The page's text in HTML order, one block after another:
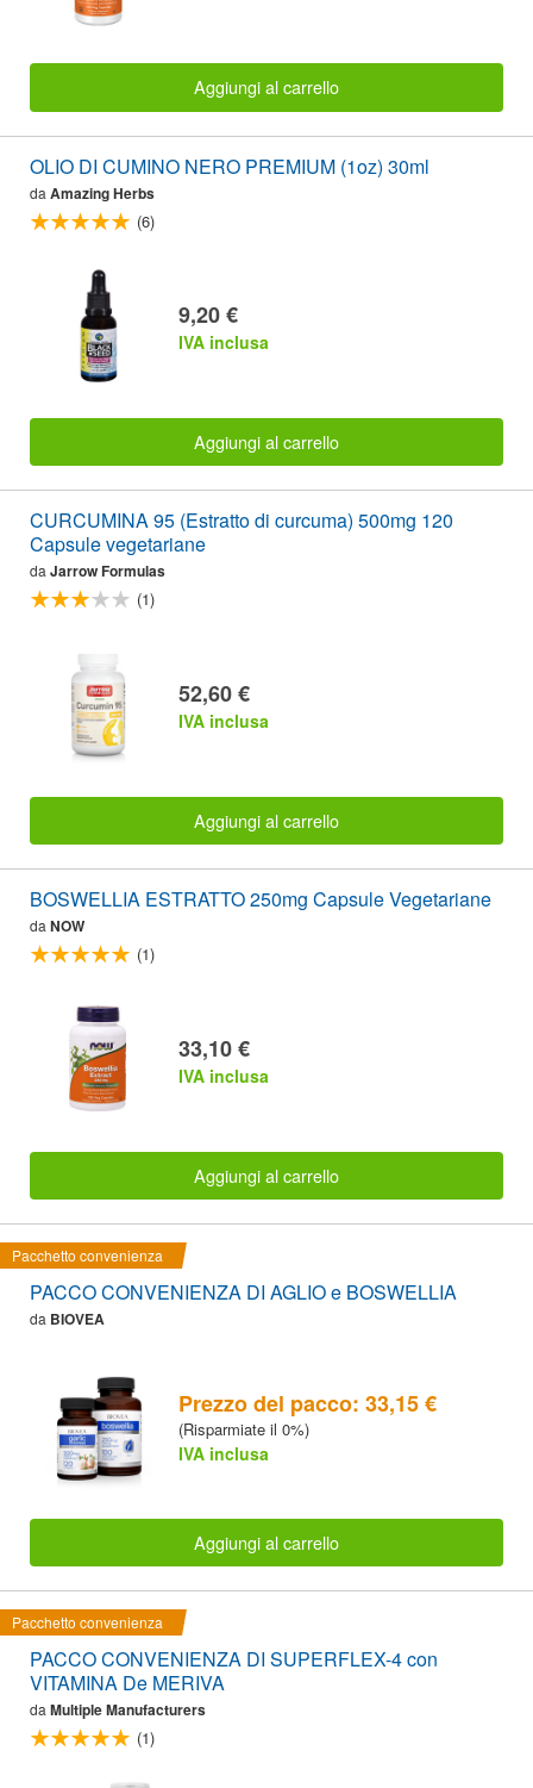
Aggiungi al carrello
OLIO DI CUMINO NERO PREMIUM (1oz) 30ml
da Amazing Herbs
(6)
9,20 €
IVA inclusa
Aggiungi al carrello
CURCUMINA 95 (Estratto di curcuma) 500mg 120
Capsule vegetariane
daJarrow Formulas
(1)
52,60 €
IVA inclusa
Aggiungi al carrello
BOSWELLIA ESTRATTO 250mg Capsule Vegetariane
da NOW
(1)
33,10 €
IVA inclusa
Aggiungi al carrello
Pacchetto convenienza
PACCO CONVENIENZA DI AGLIO e BOSWELLIA
da BIOVEA
Prezzo del pacco: 33,15 €
(Risparmiate il 0%)
IVA inclusa
Aggiungi al carrello
Pacchetto convenienza
PACCO CONVENIENZA DI SUPERFLEX-4 con
VITAMINA De MERIVA
da Multiple Manufacturers
(1)